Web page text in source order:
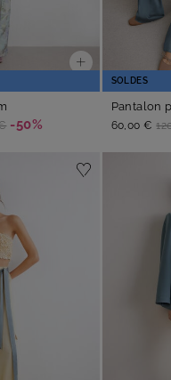
-50%
SOLDES
Pantalon
60,00 €